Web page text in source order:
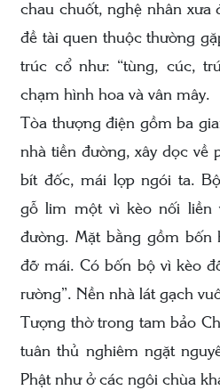
chau chuốt, nghệ nhân xưa
đề tài quen thuộc thường
trúc cổ như: “tùng, cúc,
chạm hình hoa và vân mây.
Tòa thượng điện gồm ba
nhà tiền đường, xây dọc về
bít đốc, mái lợp ngói ta.
gỗ lim một vì kèo nối liền
đường. Mặt bằng gồm bốn
đỡ mái. Có bốn bộ vì kèo
rường”. Nền nhà lát gạch
Tượng thờ trong tam bảo
tuân thủ nghiêm ngặt
Phật như ở các ngôi chùa